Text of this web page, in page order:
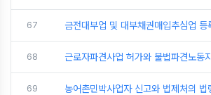
67 금전대부업 및 대부채권매입추심업 등
68 근로자파견사업 허가와 불법파견노동
69 농어촌민박사업자 신고와 법제처의 법